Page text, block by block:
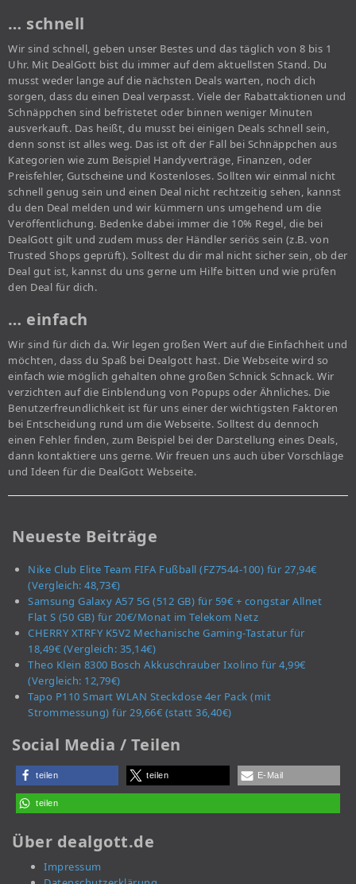
… schnell
Wir sind schnell, geben unser Bestes und das täglich von 8 bis 1
Uhr. Mit DealGott bist du immer auf dem aktuellsten Stand. Du
musst weder lange auf die nächsten Deals warten, noch dich
sorgen, dass du einen Deal verpasst. Viele der Rabattaktionen und
Schnäppchen sind befristetet oder binnen weniger Minuten
ausverkauft. Das heißt, du musst bei einigen Deals schnell sein,
denn sonst ist alles weg. Das ist oft der Fall bei Schnäppchen aus
Kategorien wie zum Beispiel Handyverträge, Finanzen, oder
Preisfehler, Gutscheine und Kostenloses. Sollten wir einmal nicht
schnell genug sein und einen Deal nicht rechtzeitig sehen, kannst
du den Deal melden und wir kümmern uns umgehend um die
Veröffentlichung. Bedenke dabei immer die 10% Regel, die bei
DealGott gilt und zudem muss der Händler seriös sein (z.B. von
Trusted Shops geprüft). Solltest du dir mal nicht sicher sein, ob der
Deal gut ist, kannst du uns gerne um Hilfe bitten und wie prüfen
den Deal für dich.
… einfach
Wir sind für dich da. Wir legen großen Wert auf die Einfachheit und
möchten, dass du Spaß bei Dealgott hast. Die Webseite wird so
einfach wie möglich gehalten ohne großen Schnick Schnack. Wir
verzichten auf die Einblendung von Popups oder Ähnliches. Die
Benutzerfreundlichkeit ist für uns einer der wichtigsten Faktoren
bei Entscheidung rund um die Webseite. Solltest du dennoch
einen Fehler finden, zum Beispiel bei der Darstellung eines Deals,
dann kontaktiere uns gerne. Wir freuen uns auch über Vorschläge
und Ideen für die DealGott Webseite.
Neueste Beiträge
Nike Club Elite Team FIFA Fußball (FZ7544-100) für 27,94€
(Vergleich: 48,73€)
Samsung Galaxy A57 5G (512 GB) für 59€ + congstar Allnet
Flat S (50 GB) für 20€/Monat im Telekom Netz
CHERRY XTRFY K5V2 Mechanische Gaming-Tastatur für
18,49€ (Vergleich: 35,14€)
Theo Klein 8300 Bosch Akkuschrauber Ixolino für 4,99€
(Vergleich: 12,79€)
Tapo P110 Smart WLAN Steckdose 4er Pack (mit
Strommessung) für 29,66€ (statt 36,40€)
Social Media / Teilen
teilen teilen E-Mail
teilen
Über dealgott.de
Impressum